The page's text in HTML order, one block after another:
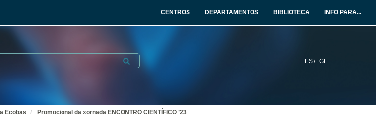
CENTROS DEPARTAMENTOS BIBLIOTECA INFO PARA...
ES / GL
Submit
Ecobas Promocional da xornada ENCONTRO CIENTÍFICO ’23
Xornada | O camiño á neutralidade climática